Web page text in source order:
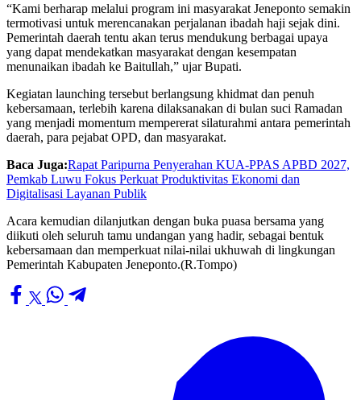
“Kami berharap melalui program ini masyarakat Jeneponto semakin
termotivasi untuk merencanakan perjalanan ibadah haji sejak dini.
Pemerintah daerah tentu akan terus mendukung berbagai upaya
yang dapat mendekatkan masyarakat dengan kesempatan
menunaikan ibadah ke Baitullah,” ujar Bupati.
Kegiatan launching tersebut berlangsung khidmat dan penuh
kebersamaan, terlebih karena dilaksanakan di bulan suci Ramadan
yang menjadi momentum mempererat silaturahmi antara pemerintah
daerah, para pejabat OPD, dan masyarakat.
Baca Juga:Rapat Paripurna Penyerahan KUA-PPAS APBD 2027,
Pemkab Luwu Fokus Perkuat Produktivitas Ekonomi dan
Digitalisasi Layanan Publik
Acara kemudian dilanjutkan dengan buka puasa bersama yang
diikuti oleh seluruh tamu undangan yang hadir, sebagai bentuk
kebersamaan dan memperkuat nilai-nilai ukhuwah di lingkungan
Pemerintah Kabupaten Jeneponto.(R.Tompo)